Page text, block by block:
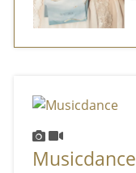
Musicdance